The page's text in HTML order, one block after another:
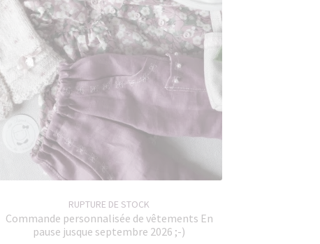
RUPTURE DE STOCK
Commande personnalisée de vêtements En
pause jusque septembre 2026 ;-)